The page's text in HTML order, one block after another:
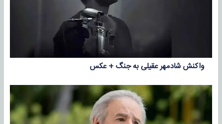
واکنش شادمهر عقیلی به جنگ + عکس